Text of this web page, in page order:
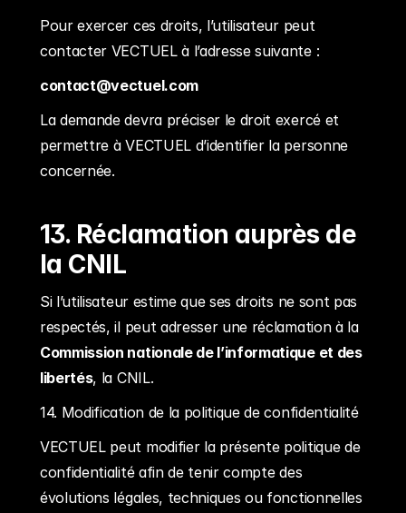
Pour exercer ces droits, l’utilisateur peut
contacter VECTUEL à l’adresse suivante :
contact@vectuel.com
La demande devra préciser le droit exercé et
permettre à VECTUEL d’identifier la personne
concernée.
13. Réclamation auprès de
la CNIL
Si l’utilisateur estime que ses droits ne sont pas
respectés, il peut adresser une réclamation à la
Commission nationale de l’informatique et des
libertés, la CNIL.
14. Modification de la politique de confidentialité
VECTUEL peut modifier la présente politique de
confidentialité afin de tenir compte des
évolutions légales, techniques ou fonctionnelles